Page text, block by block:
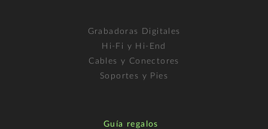
Grabadoras Digitales
Hi-Fi y Hi-End
Cables y Conectores
Soportes y Pies
Guía regalos